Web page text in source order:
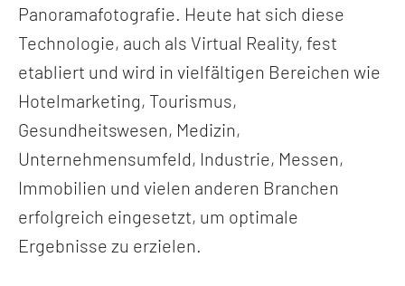
Panoramafotografie. Heute hat sich diese
Technologie, auch als Virtual Reality, fest
etabliert und wird in vielfältigen Bereichen wie
Hotelmarketing, Tourismus,
Gesundheitswesen, Medizin,
Unternehmensumfeld, Industrie, Messen,
Immobilien und vielen anderen Branchen
erfolgreich eingesetzt, um optimale
Ergebnisse zu erzielen.